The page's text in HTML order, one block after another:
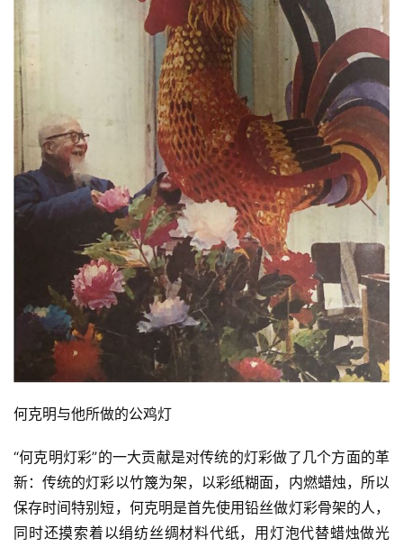
何克明与他所做的公鸡灯
“何克明灯彩”的一大贡献是对传统的灯彩做了几个方面的革
新：传统的灯彩以竹篾为架，以彩纸糊面，内燃蜡烛，所以
保存时间特别短，何克明是首先使用铅丝做灯彩骨架的人，
同时还摸索着以绢纺丝绸材料代纸，用灯泡代替蜡烛做光